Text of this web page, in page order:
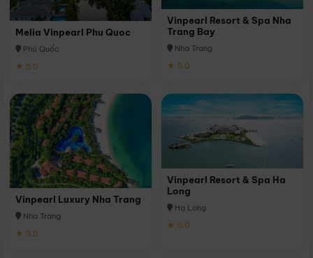
Melia Vinpearl Phu Quoc
Phú Quốc
★ 5.0
Vinpearl Resort & Spa Nha
Trang Bay
Nha Trang
★ 5.0
Vinpearl Luxury Nha Trang
Nha Trang
★ 5.0
Vinpearl Resort & Spa Ha
Long
Hạ Long
★ 5.0